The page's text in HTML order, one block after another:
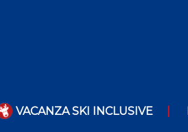
VACANZA SKI INCLUSIVE